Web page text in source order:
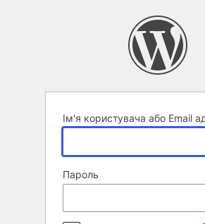
Ім'я користувача або Email
Пароль